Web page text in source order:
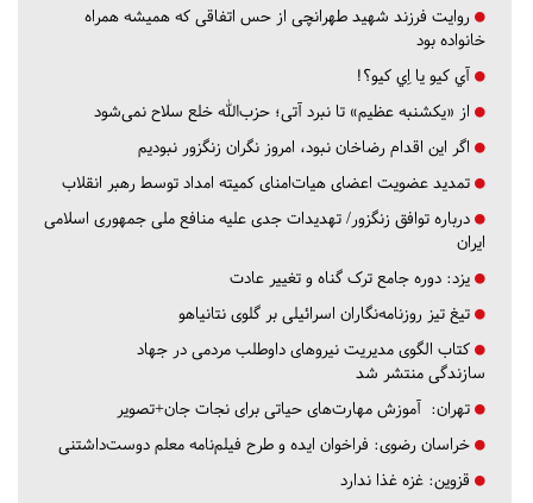
روایت فرزند شهید طهرانچی از حس اتفاقی که همیشه همراه
خانواده بود
آي كيو يا اِي كيو؟!
از «یکشنبه عظیم» تا نبرد آتی؛ حزب‌الله خلع سلاح نمی‌شود
اگر این اقدام رضاخان نبود، امروز نگران زنگزور نبودیم
تمدید عضویت اعضای هیات‌امنای کمیته امداد توسط رهبر انقلاب
درباره توافق زنگزور/ تهدیدات جدی علیه منافع ملی جمهوری اسلامی
ایران
یزد: دوره جامع ترک گناه و تغییر عادت
تیغ تیز روزنامه‌نگاران اسرائیلی بر گلوی نتانیاهو
کتاب الگوی مدیریت نیروهای داوطلب مردمی در جهاد
سازندگی منتشر شد
تهران: آموزش مهارت‌های حیاتی برای نجات جان+تصویر
خراسان رضوی: فراخوان ایده و طرح فیلم‌نامه معلم دوست‌داشتنی
قزوین: غزه غذا ندارد